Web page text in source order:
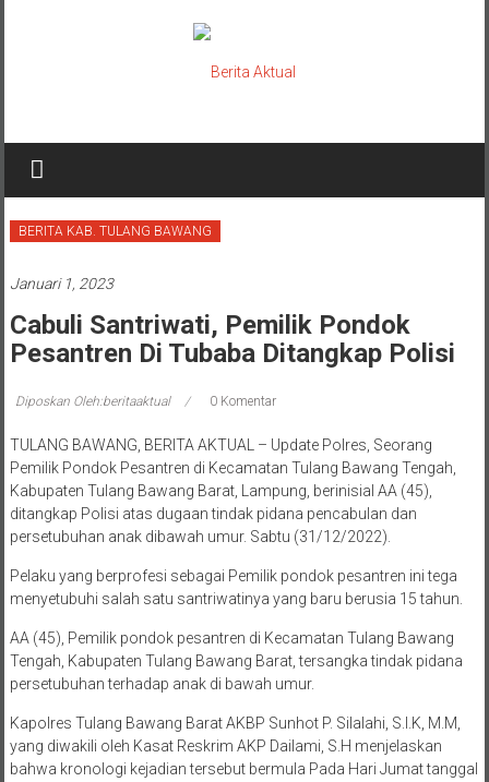
Berita
Aktual
berita
BERITA KAB. TULANG BAWANG
Januari 1, 2023
Cabuli Santriwati, Pemilik Pondok
Pesantren Di Tubaba Ditangkap Polisi
Diposkan Oleh:beritaaktual 0 Komentar
TULANG BAWANG, BERITA AKTUAL – Update Polres, Seorang
Pemilik Pondok Pesantren di Kecamatan Tulang Bawang Tengah,
Kabupaten Tulang Bawang Barat, Lampung, berinisial AA (45),
ditangkap Polisi atas dugaan tindak pidana pencabulan dan
persetubuhan anak dibawah umur. Sabtu (31/12/2022).
Pelaku yang berprofesi sebagai Pemilik pondok pesantren ini tega
menyetubuhi salah satu santriwatinya yang baru berusia 15 tahun.
AA (45), Pemilik pondok pesantren di Kecamatan Tulang Bawang
Tengah, Kabupaten Tulang Bawang Barat, tersangka tindak pidana
persetubuhan terhadap anak di bawah umur.
Kapolres Tulang Bawang Barat AKBP Sunhot P. Silalahi, S.I.K, M.M,
yang diwakili oleh Kasat Reskrim AKP Dailami, S.H menjelaskan
bahwa kronologi kejadian tersebut bermula Pada Hari Jumat tanggal